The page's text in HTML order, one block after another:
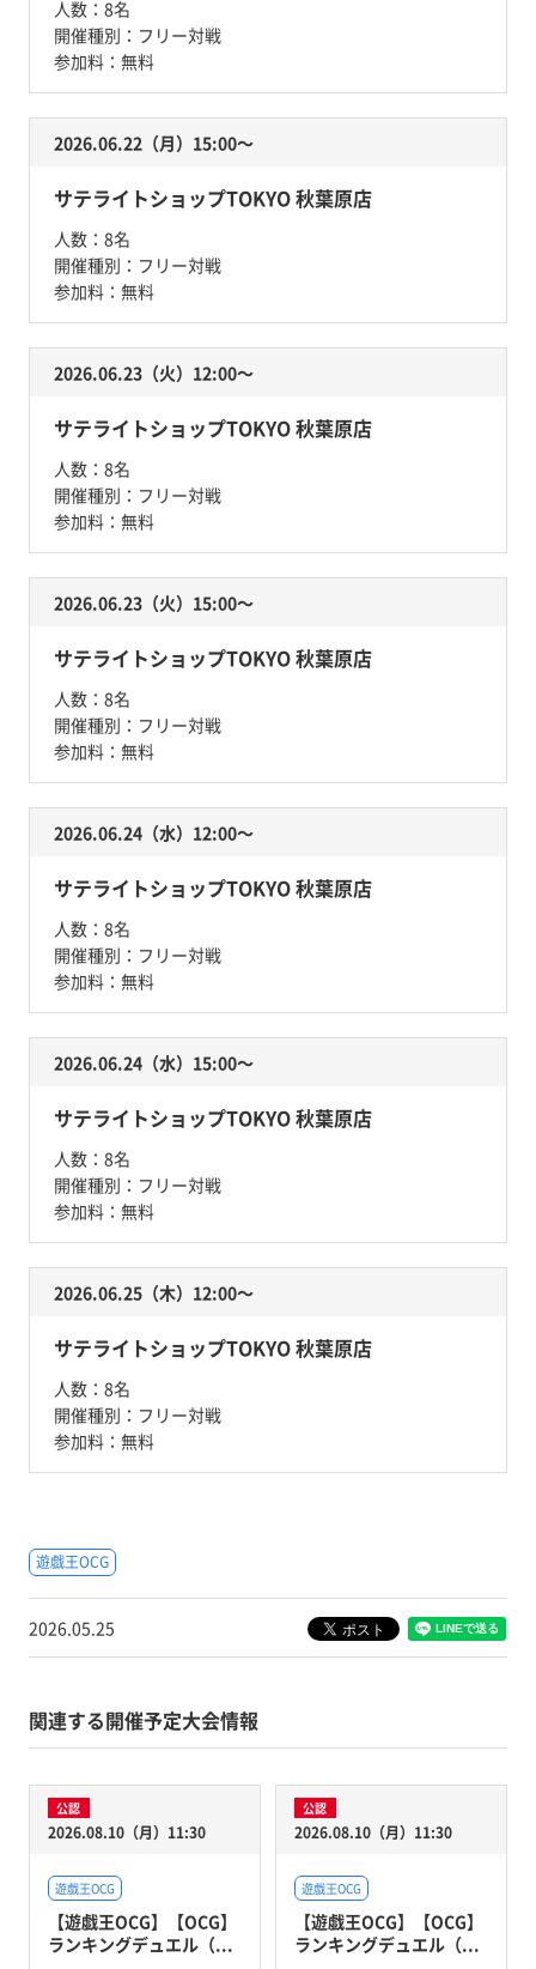
人数： 8名
開催種別： フリー対戦
参加料： 無料
2026.06.22（月）15:00〜
サテライトショップTOKYO 秋葉原店
人数： 8名
開催種別： フリー対戦
参加料： 無料
2026.06.23（火）12:00〜
サテライトショップTOKYO 秋葉原店
人数： 8名
開催種別： フリー対戦
参加料： 無料
2026.06.23（火）15:00〜
サテライトショップTOKYO 秋葉原店
人数： 8名
開催種別： フリー対戦
参加料： 無料
2026.06.24（水）12:00〜
サテライトショップTOKYO 秋葉原店
人数： 8名
開催種別： フリー対戦
参加料： 無料
2026.06.24（水）15:00〜
サテライトショップTOKYO 秋葉原店
人数： 8名
開催種別： フリー対戦
参加料： 無料
2026.06.25（木）12:00〜
サテライトショップTOKYO 秋葉原店
人数： 8名
開催種別： フリー対戦
参加料： 無料
遊戯王OCG
2026.05.25
関連する開催予定大会情報
公認
2026.08.10（月）11:30
遊戯王OCG
【遊戯王OCG】【OCG】
ランキングデュエル（...
公認
2026.08.10（月）11:30
遊戯王OCG
【遊戯王OCG】【OCG】
ランキングデュエル（...